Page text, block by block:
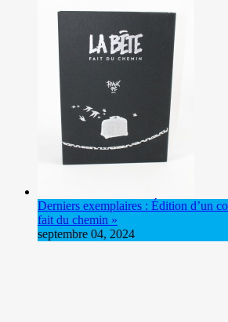
Derniers exemplaires : Édition d’un
fait du chemin »
septembre 04, 2024